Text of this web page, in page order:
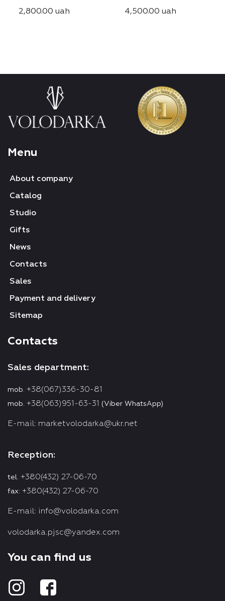
2,800.00 uah
4,500.00uah
Menu
About company
Catalog
Studio
Gifts
News
Contacts
Sales
Payment and delivery
Sitemap
Contacts
Sales department:
mob. +38(067)336-30-81
mob. +38(063)951-63-31 (Viber WhatsApp)
E-mail: marketvolodarka@ukr.net
Reception:
tel. +380(432) 27-06-70
fax: +380(432) 27-06-70
E-mail: info@volodarka.com
volodarka.pjsc@yandex.com
You can find us